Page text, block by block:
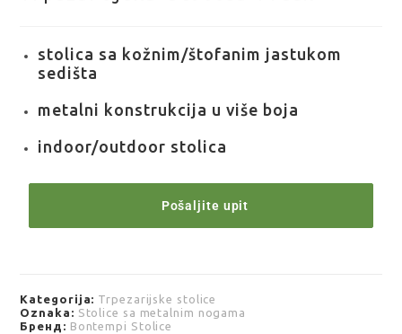
stolica sa kožnim/štofanim jastukom
sedišta
metalni konstrukcija u više boja
indoor/outdoor stolica
Pošaljite upit
Kategorija: Trpezarijske stolice
Oznaka: Stolice sa metalnim nogama
Бренд: Bontempi Stolice